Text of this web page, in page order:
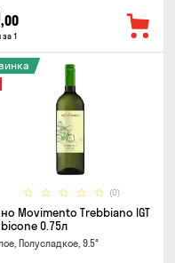
,00
за 1
(0)
Movimento Trebbiano IGT
0.75л
Полусладкое, 9.5°